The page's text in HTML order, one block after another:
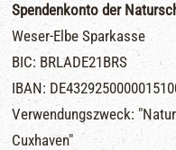
Spendenkonto der
Weser-Elbe Sparkasse
BIC: BRLADE21BRS
IBAN:
Verwendungszweck:
Cuxhaven"